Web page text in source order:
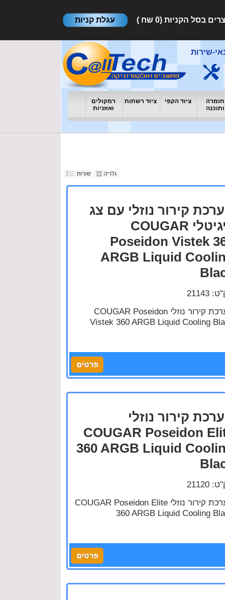
עגלת קניות
שירות
חומרה
ותוכנה
ציוד הקפי ציוד רשתות
רמקולים
ואוזניות
קירור נוזלי עם צג
דיגיטלי COUGAR
Poseidon Vistek
ARGB Liquid
מערכת קירור נוזלי COUGAR Poseidon
Vistek 360 ARGB Liquid Cooling
קירור נוזלי
COUGAR Poseidon
360 ARGB Liquid
מערכת קירור נוזלי COUGAR Poseidon Elite
360 ARGB Liquid Cooling